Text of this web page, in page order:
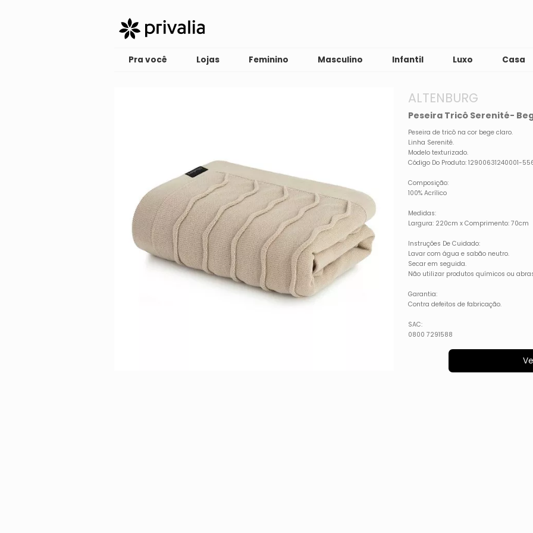
Pra você Lojas Feminino Masculino Infantil Luxo Casa
ALTENBURG
Peseira Tricô Serenité-
Peseira de tricô na cor bege claro.
Linha Serenité.
Modelo texturizado.
Código Do Produto: 12900631240001-
Composição:
100% Acrílico
Medidas:
Largura: 220cm x Comprimento: 70cm
Instruções De Cuidado:
Lavar com água e sabão neutro.
Secar em seguida.
Não utilizar produtos químicos ou
Garantia:
Contra defeitos de fabricação.
SAC:
0800 7291588